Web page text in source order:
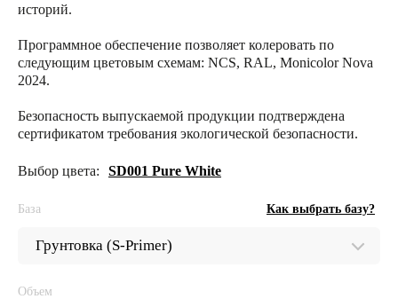
историй.
Программное обеспечение позволяет колеровать по
следующим цветовым схемам: NCS, RAL, Monicolor Nova
2024.
Безопасность выпускаемой продукции подтверждена
сертификатом требования экологической безопасности.
Выбор цвета: SD001 Pure White
База Как выбрать базу?
Объем